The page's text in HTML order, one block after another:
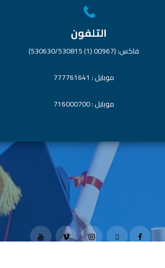
التلفون
فاكس: (00967 (1) 530630/530815)
موبايل : 777761641
موبايل : 716000700